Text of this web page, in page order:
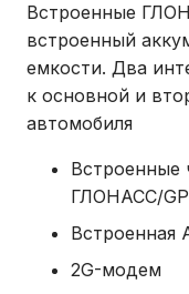
Встроенные
встроенный
емкости. Два
к основной и
автомобиля
Встроенные
ГЛОНАСС/
2G-модем